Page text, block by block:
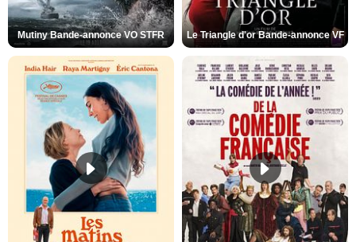
Mutiny Bande-annonce VO STFR Le Triangle d'or Bande-annonce VF